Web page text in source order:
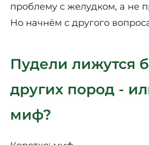
проблему с желудком, а не
Но начнём с другого
Пудели лижутся
других пород -
миф?